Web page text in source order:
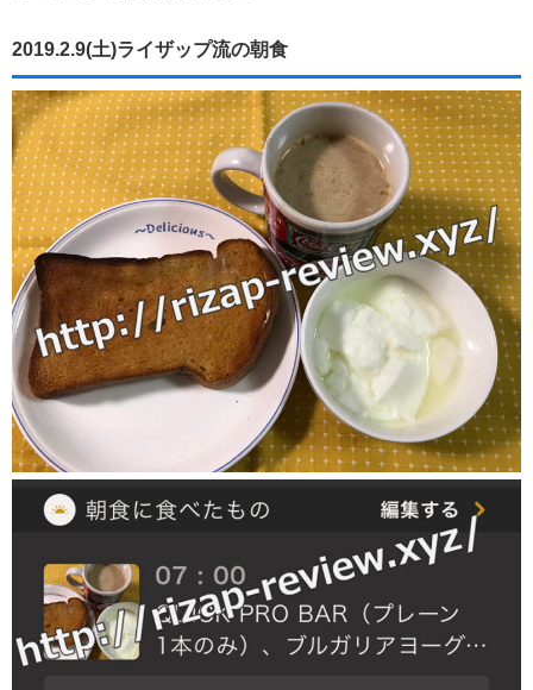
2019.2.9(土)ライザップ流の朝食